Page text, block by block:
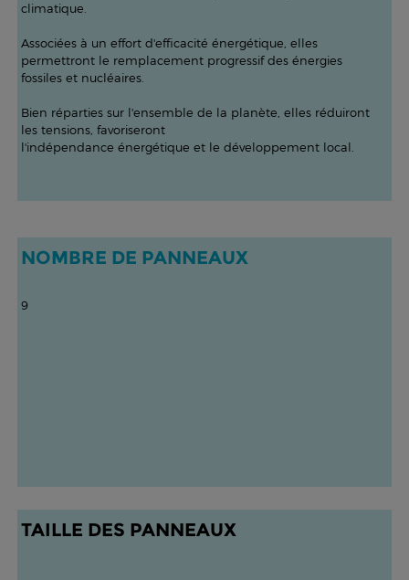
climatique.
Associées à un effort d'efficacité énergétique, elles
permettront le remplacement progressif des énergies
fossiles et nucléaires.
Bien réparties sur l'ensemble de la planète, elles réduiront
les tensions, favoriseront
l'indépendance énergétique et le développement local.
NOMBRE DE PANNEAUX
9
TAILLE DES PANNEAUX